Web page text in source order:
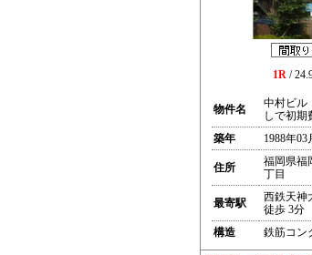
1R /
物件名
中村ビ
しで初期
築年
1988年03
住所
福岡県福
丁目
最寄駅
西鉄天神
徒歩 3分
構造
鉄筋コン